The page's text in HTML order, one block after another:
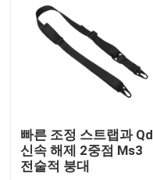
뉴스
인용 을 요청 하십시오
총 가방을 추적하기
빠른 조정 스트랩과 Qd
신속 해제 2중점 Ms3
전술적 붕대